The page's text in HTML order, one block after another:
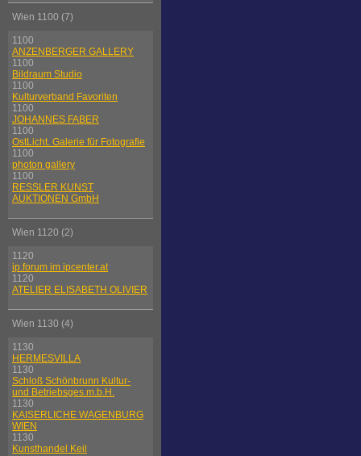
Wien 1100 (7)
1100
ANZENBERGER GALLERY
1100
Bildraum Studio
1100
Kulturverband Favoriten
1100
JOHANNES FABER
1100
OstLicht. Galerie für Fotografie
1100
photon gallery
1100
RESSLER KUNST
AUKTIONEN GmbH
Wien 1120 (2)
1120
ip.forum im ipcenter.at
1120
ATELIER ELISABETH OLIVIER
Wien 1130 (4)
1130
HERMESVILLA
1130
Schloß Schönbrunn Kultur-
und Betriebsges.m.b.H.
1130
KAISERLICHE WAGENBURG
WIEN
1130
Kunsthandel Keil